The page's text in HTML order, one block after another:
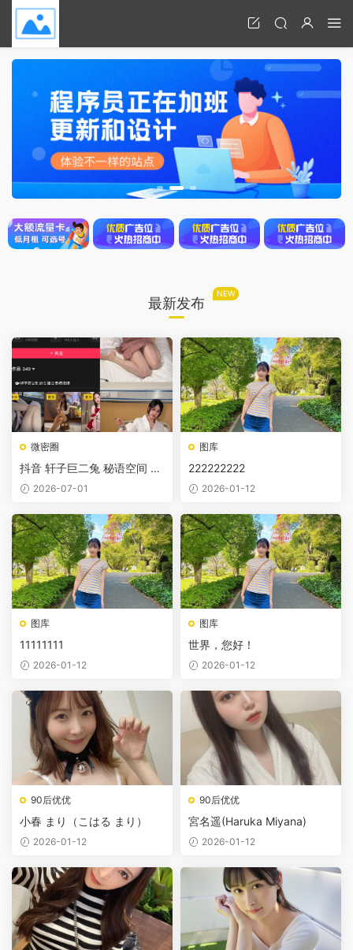
最新发布
NEW
微密圈
抖音 轩子巨二兔 秘语空间 N
O.015期 21P1V 最新至 202
2026-07-01
图库
222222222
2026-01-12
图库
11111111
2026-01-12
图库
世界，您好！
2026-01-12
90后优优
小春 まり（こはる まり）
2026-01-12
90后优优
宮名遥(Haruka Miyana)
2026-01-12